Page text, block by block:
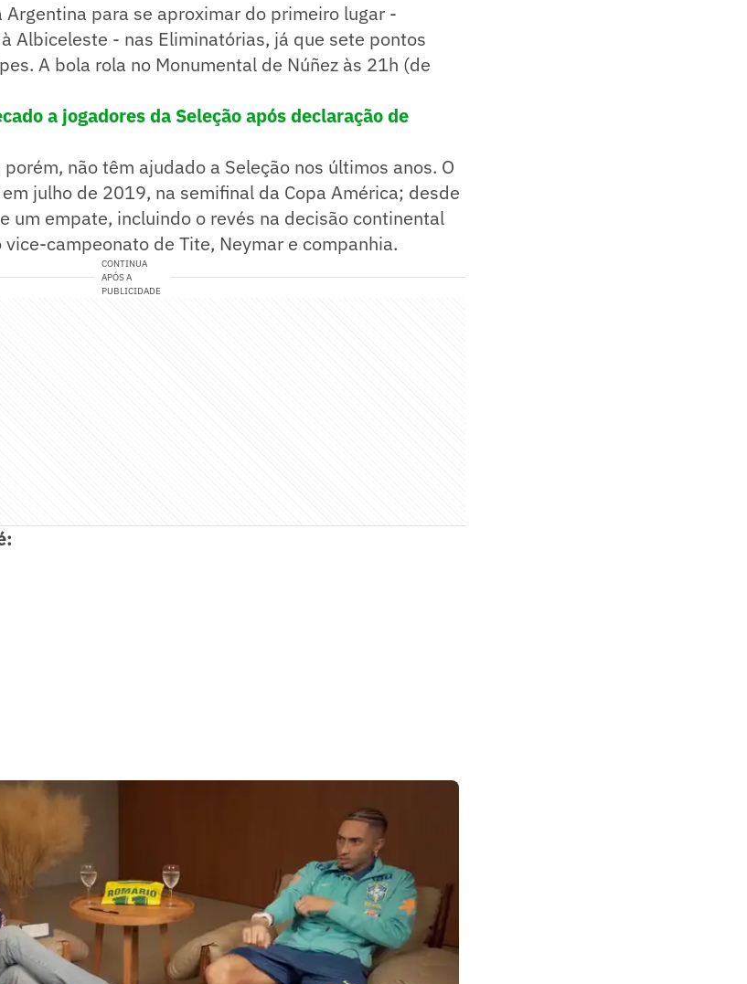
Argentina para se aproximar do primeiro lugar -
Albiceleste - nas Eliminatórias, já que sete pontos
A bola rola no Monumental de Núñez às 21h (de
a jogadores da Seleção após declaração de
não têm ajudado a Seleção nos últimos anos. O
julho de 2019, na semifinal da Copa América; desde
um empate, incluindo o revés na decisão continental
campeonato de Tite, Neymar e companhia.
CONTINUA
APÓS A
PUBLICIDADE